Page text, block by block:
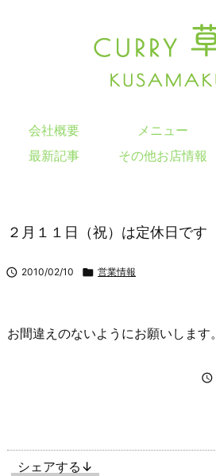
会社概要 メニュー
最新記事
その他お店情報
２月１１日（祝）は定休日です
 2010/02/10  営業情報
お間違えのないようにお願いします。

シェアする↓